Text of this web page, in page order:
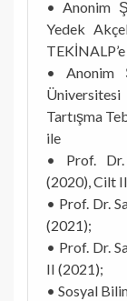
• Anonim
Yedek
• Anonim
Tartışma
ile
• Prof. Dr.
(2020), Cilt
• Prof. Dr.
(2021);
• Prof. Dr.
II (2021);
• Sosyal